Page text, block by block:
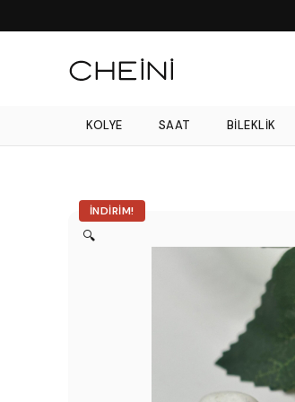
KOLYE SAAT BILEKLIK
İNDIRIM!
🔍